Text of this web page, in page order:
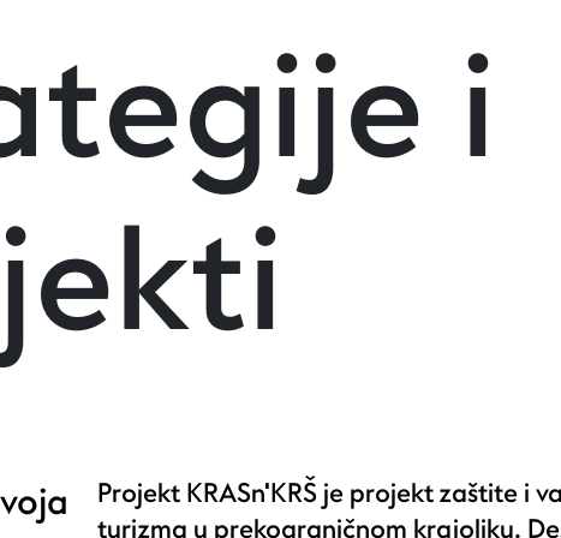
i
Projekt KRASn'KRŠ je projekt zaštite i
turizma u prekograničnom krajoliku.